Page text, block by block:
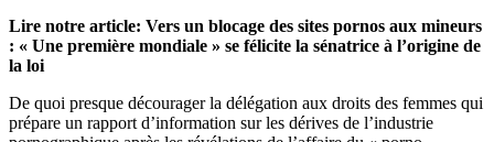
Lire notre article: Vers un blocage des sites pornos aux mineurs
: « Une première mondiale » se félicite la sénatrice à l’origine de
la loi
De quoi presque décourager la délégation aux droits des femmes qui
prépare un rapport d’information sur les dérives de l’industrie